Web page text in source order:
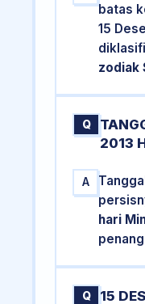
batas
15
zodiak
Q
2013
A
hari
Q
15